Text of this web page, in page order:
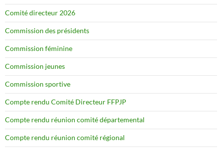
Comité directeur 2026
Commission des présidents
Commission féminine
Commission jeunes
Commission sportive
Compte rendu Comité Directeur FFPJP
Compte rendu réunion comité départemental
Compte rendu réunion comité régional